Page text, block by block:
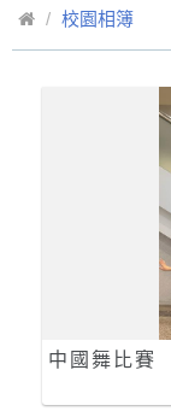
校園相簿
中國舞比賽